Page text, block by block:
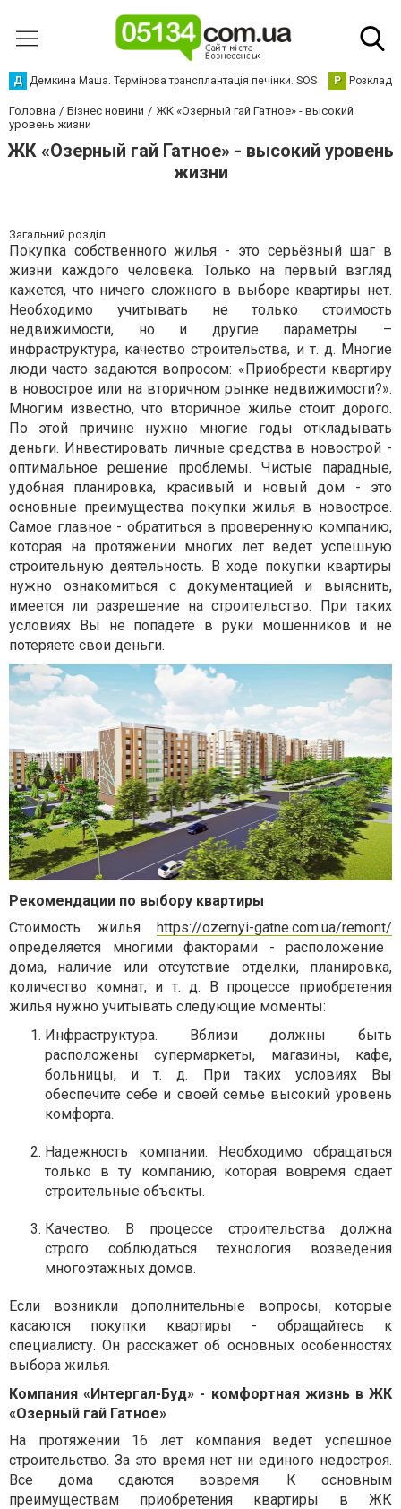
Д Демкина Маша. Термінова трансплантація печінки. SOS Р Розклад
Головна Бізнес новини
ЖК «Озерный гай Гатное» - высокий
уровень жизни
ЖК «Озерный гай Гатное» - высокий уровень
жизни
Загальний розділ
Покупка собственного жилья - это серьёзный шаг в
жизни каждого человека. Только на первый взгляд
кажется, что ничего сложного в выборе квартиры нет.
Необходимо учитывать не только стоимость
недвижимости, но и другие параметры –
инфраструктура, качество строительства, и т. д. Многие
люди часто задаются вопросом: «Приобрести квартиру
в новострое или на вторичном рынке недвижимости?».
Многим известно, что вторичное жилье стоит дорого.
По этой причине нужно многие годы откладывать
деньги. Инвестировать личные средства в новострой -
оптимальное решение проблемы. Чистые парадные,
удобная планировка, красивый и новый дом - это
основные преимущества покупки жилья в новострое.
Самое главное - обратиться в проверенную компанию,
которая на протяжении многих лет ведет успешную
строительную деятельность. В ходе покупки квартиры
нужно ознакомиться с документацией и выяснить,
имеется ли разрешение на строительство. При таких
условиях Вы не попадете в руки мошенников и не
потеряете свои деньги.
Рекомендации по выбору квартиры
Стоимость жилья https://ozernyi-gatne.com.ua/remont/
определяется многими факторами - расположение
дома, наличие или отсутствие отделки, планировка,
количество комнат, и т. д. В процессе приобретения
жилья нужно учитывать следующие моменты:
Инфраструктура. Вблизи должны быть
расположены супермаркеты, магазины, кафе,
больницы, и т. д. При таких условиях Вы
обеспечите себе и своей семье высокий уровень
комфорта.
Надежность компании. Необходимо обращаться
только в ту компанию, которая вовремя сдаёт
строительные объекты.
Качество. В процессе строительства должна
строго соблюдаться технология возведения
многоэтажных домов.
Если возникли дополнительные вопросы, которые
касаются покупки квартиры - обращайтесь к
специалисту. Он расскажет об основных особенностях
выбора жилья.
Компания «Интергал-Буд» - комфортная жизнь в ЖК
«Озерный гай Гатное»
На протяжении 16 лет компания ведёт успешное
строительство. За это время нет ни единого недостроя.
Все дома сдаются вовремя. К основным
преимуществам приобретения квартиры в ЖК